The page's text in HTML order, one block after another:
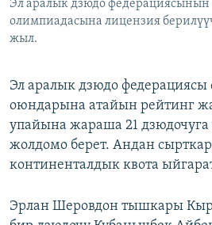
Эл аралык дзюдо
олимпиадасына лицензия
жыл.
Эл аралык дзюдо
оюндарына атайын рейтинг
упайына жараша 21
жолдомо берет. Андан
континенталдык квота
Эрлан Шеровдон тышкары